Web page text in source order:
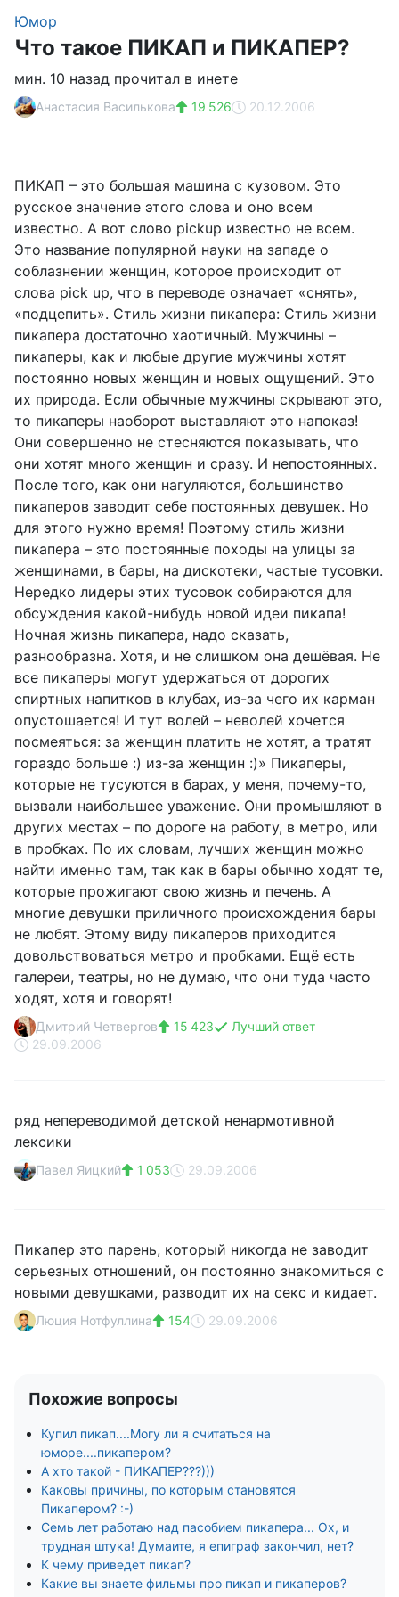
Юмор
Что такое ПИКАП и ПИКАПЕР?
мин. 10 назад прочитал в инете
Анастасия Василькова 19 526 20.12.2006
ПИКАП – это большая машина с кузовом. Это
русское значение этого слова и оно всем
известно. А вот слово pickup известно не всем.
Это название популярной науки на западе о
соблазнении женщин, которое происходит от
слова pick up, что в переводе означает «снять»,
«подцепить». Стиль жизни пикапера: Стиль жизни
пикапера достаточно хаотичный. Мужчины –
пикаперы, как и любые другие мужчины хотят
постоянно новых женщин и новых ощущений. Это
их природа. Если обычные мужчины скрывают это,
то пикаперы наоборот выставляют это напоказ!
Они совершенно не стесняются показывать, что
они хотят много женщин и сразу. И непостоянных.
После того, как они нагуляются, большинство
пикаперов заводит себе постоянных девушек. Но
для этого нужно время! Поэтому стиль жизни
пикапера – это постоянные походы на улицы за
женщинами, в бары, на дискотеки, частые тусовки.
Нередко лидеры этих тусовок собираются для
обсуждения какой-нибудь новой идеи пикапа!
Ночная жизнь пикапера, надо сказать,
разнообразна. Хотя, и не слишком она дешёвая. Не
все пикаперы могут удержаться от дорогих
спиртных напитков в клубах, из-за чего их карман
опустошается! И тут волей – неволей хочется
посмеяться: за женщин платить не хотят, а тратят
гораздо больше :) из-за женщин :)» Пикаперы,
которые не тусуются в барах, у меня, почему-то,
вызвали наибольшее уважение. Они промышляют в
других местах – по дороге на работу, в метро, или
в пробках. По их словам, лучших женщин можно
найти именно там, так как в бары обычно ходят те,
которые прожигают свою жизнь и печень. А
многие девушки приличного происхождения бары
не любят. Этому виду пикаперов приходится
довольствоваться метро и пробками. Ещё есть
галереи, театры, но не думаю, что они туда часто
ходят, хотя и говорят!
Дмитрий Четвергов 15 423
Лучший ответ
29.09.2006
ряд непереводимой детской ненармотивной
лексики
Павел Яицкий 1 053 29.09.2006
Пикапер это парень, который никогда не заводит
серьезных отношений, он постоянно знакомиться с
новыми девушками, разводит их на секс и кидает.
Люция Нотфуллина 154 29.09.2006
Похожие вопросы
Купил пикап....Могу ли я считаться на
юморе....пикапером?
А хто такой - ПИКАПЕР???)))
Каковы причины, по которым становятся
Пикапером? :-)
Семь лет работаю над пасобием пикапера... Ох, и
трудная штука! Думаите, я епиграф закончил, нет?
К чему приведет пикап?
Какие вы знаете фильмы про пикап и пикаперов?